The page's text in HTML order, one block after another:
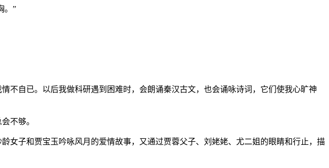
。”
自已。以后我做科研遇到困难时，会朗诵秦汉古文，也会诵咏诗词，它们使我心旷神
不够。
子和贾宝玉吟咏风月的爱情故事，又通过贾蓉父子、刘姥姥、尤二姐的眼睛和行止，描